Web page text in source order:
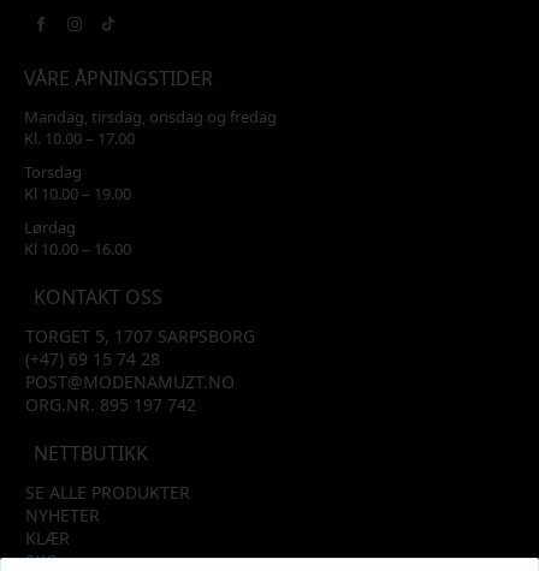
VÅRE ÅPNINGSTIDER
Mandag, tirsdag, onsdag og fredag
Kl. 10.00 – 17.00
Torsdag
Kl 10.00 – 19.00
Lørdag
Kl 10.00 – 16.00
KONTAKT OSS
TORGET 5, 1707 SARPSBORG
(+47) 69 15 74 28
POST@MODENAMUZT.NO
ORG.NR. 895 197 742
NETTBUTIKK
SE ALLE PRODUKTER
NYHETER
KLÆR
SKO